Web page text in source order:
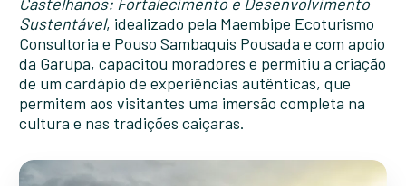
Sustentável, idealizado pela Maembipe Ecoturismo
Consultoria e Pouso Sambaquis Pousada e com apoio
da Garupa, capacitou moradores e permitiu a criação
de um cardápio de experiências autênticas, que
permitem aos visitantes uma imersão completa na
cultura e nas tradições caiçaras.